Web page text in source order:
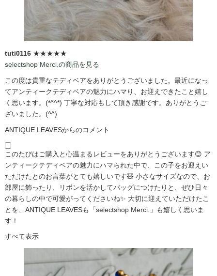
tuti0116 ★★★★★
selectshop Merci.の商品を見る
この度は貴重なテディベアをありがとうございました。最近になっ
てアンティークテディベアの魅力にハマり、お迎えできたこと嬉し
く思います。(*^^*) 丁寧な対応もして頂き感謝です。ありがとうご
ざいました。(^^)
ANTIQUE LEAVESからのコメント
このたびはご購入と心温まるレビューをありがとうございます😊 ア
ンティークテディベアの魅力にハマられた中で、この子をお迎えい
ただけたとのお言葉がとても嬉しいです🧸 小さなサイズなので、お
部屋に飾ったり、リボンを活かしてバッグにつけたりと、ぜひ日々
の暮らしの中で可愛がってくださいね✨ 大切に迎えていただけたこ
とを、ANTIQUE LEAVESも「selectshop Merci.」も嬉しく思いま
す！
すべて表示